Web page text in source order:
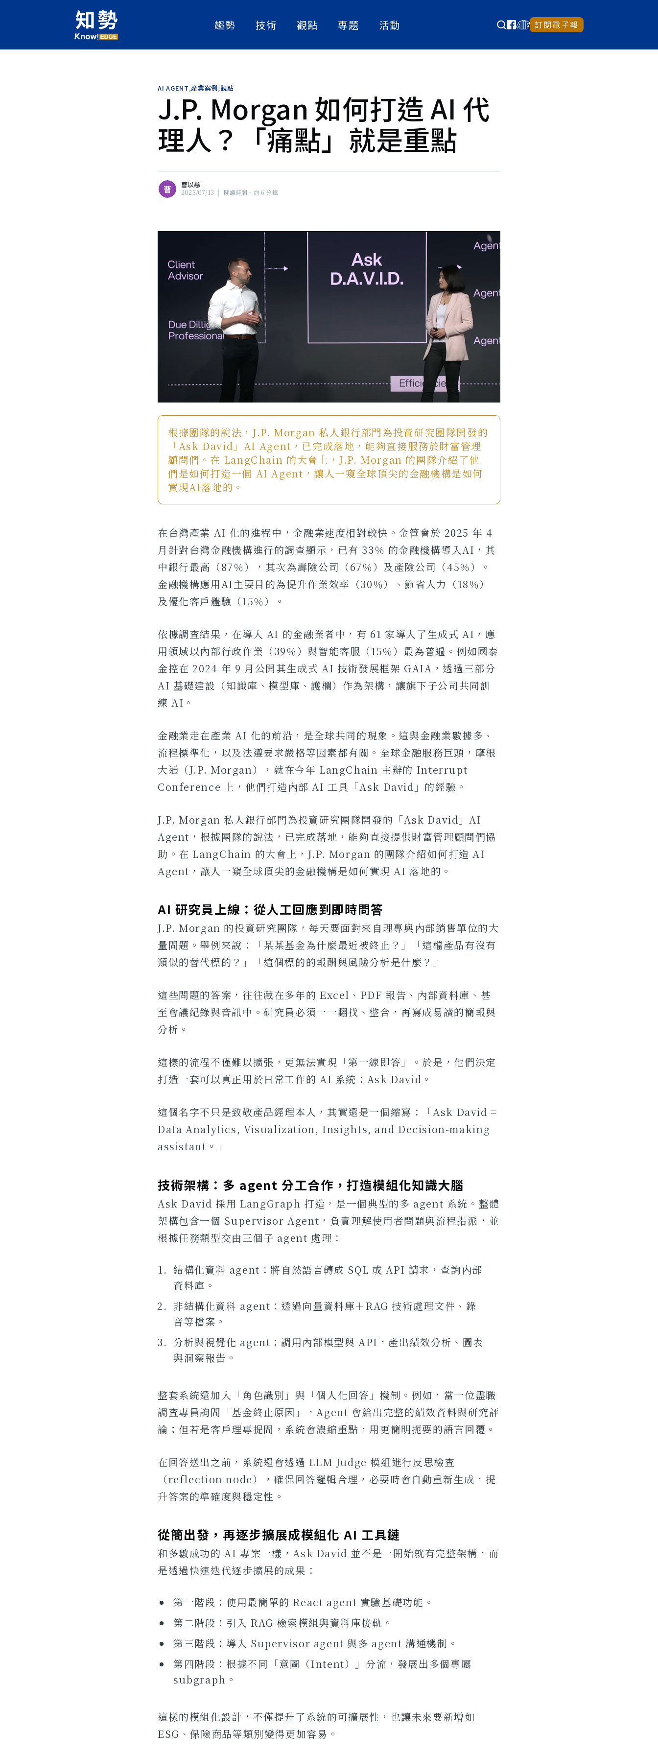
趨勢
人工智慧
資訊安全
技術
實作解析
觀點
人物訪談
策略觀點
大話智慧製造
社畜看天下
NExT Forum
專題 活動 訂閱電子報
AI AGENT,產業案例,觀點
J.P. Morgan 如何打造 AI 代
理人？「痛點」就是重點
曹以慈
的發展，不僅仰賴卓越的工程技術，更需要
公共參與、政策引導與價值思辨的支持。結
合法律、行銷與策略顧問的經驗與專長，致
力於推動AI技術的落地與應用。從台灣這
片土地出發，思考如何在科技與制度之間搭
建橋梁，讓人工智慧成為值得信任、真正造
福社會的力量。
曹 曹以慈
2025/07/13 | 閱讀時間‧約 6 分鐘
根據團隊的說法，J.P. Morgan 私人銀行部門為投資研究團隊開發的
「Ask David」AI Agent，已完成落地，能夠直接服務於財富管理
顧問們。在 LangChain 的大會上，J.P. Morgan 的團隊介紹了他
們是如何打造一個 AI Agent，讓人一窺全球頂尖的金融機構是如何
實現AI落地的。
在台灣產業 AI 化的進程中，金融業速度相對較快。金管會於 2025 年 4
月針對台灣金融機構進行的調查顯示，已有 33％ 的金融機構導入AI，其
中銀行最高（87％），其次為壽險公司（67％）及產險公司（45％）。
金融機構應用AI主要目的為提升作業效率（30％）、節省人力（18％）
及優化客戶體驗（15％）。
依據調查結果，在導入 AI 的金融業者中，有 61 家導入了生成式 AI，應
用領域以內部行政作業（39％）與智能客服（15％）最為普遍。例如國泰
金控在 2024 年 9 月公開其生成式 AI 技術發展框架 GAIA，透過三部分
AI 基礎建設（知識庫、模型庫、護欄）作為架構，讓旗下子公司共同訓
練 AI。
金融業走在產業 AI 化的前沿，是全球共同的現象。這與金融業數據多、
流程標準化，以及法遵要求嚴格等因素都有關。全球金融服務巨頭，摩根
大通（J.P. Morgan），就在今年 LangChain 主辦的 Interrupt
Conference 上，他們打造內部 AI 工具「Ask David」的經驗。
J.P. Morgan 私人銀行部門為投資研究團隊開發的「Ask David」AI
Agent，根據團隊的說法，已完成落地，能夠直接提供財富管理顧問們協
助。在 LangChain 的大會上，J.P. Morgan 的團隊介紹如何打造 AI
Agent，讓人一窺全球頂尖的金融機構是如何實現 AI 落地的。
AI 研究員上線：從人工回應到即時問答
J.P. Morgan 的投資研究團隊，每天要面對來自理專與內部銷售單位的大
量問題。舉例來說：「某某基金為什麼最近被終止？」「這檔產品有沒有
類似的替代標的？」「這個標的的報酬與風險分析是什麼？」
這些問題的答案，往往藏在多年的 Excel、PDF 報告、內部資料庫、甚
至會議紀錄與音訊中。研究員必須一一翻找、整合，再寫成易讀的簡報與
分析。
這樣的流程不僅難以擴張，更無法實現「第一線即答」。於是，他們決定
打造一套可以真正用於日常工作的 AI 系統：Ask David。
這個名字不只是致敬產品經理本人，其實還是一個縮寫：「Ask David =
Data Analytics, Visualization, Insights, and Decision-making
assistant。」
技術架構：多 agent 分工合作，打造模組化知識大腦
Ask David 採用 LangGraph 打造，是一個典型的多 agent 系統。整體
架構包含一個 Supervisor Agent，負責理解使用者問題與流程指派，並
根據任務類型交由三個子 agent 處理：
結構化資料 agent：將自然語言轉成 SQL 或 API 請求，查詢內部
資料庫。
非結構化資料 agent：透過向量資料庫＋RAG 技術處理文件、錄
音等檔案。
分析與視覺化 agent：調用內部模型與 API，產出績效分析、圖表
與洞察報告。
整套系統還加入「角色識別」與「個人化回答」機制。例如，當一位盡職
調查專員詢問「基金終止原因」，Agent 會給出完整的績效資料與研究評
論；但若是客戶理專提問，系統會濃縮重點，用更簡明扼要的語言回覆。
在回答送出之前，系統還會透過 LLM Judge 模組進行反思檢查
（reflection node），確保回答邏輯合理，必要時會自動重新生成，提
升答案的準確度與穩定性。
從簡出發，再逐步擴展成模組化 AI 工具鏈
和多數成功的 AI 專案一樣，Ask David 並不是一開始就有完整架構，而
是透過快速迭代逐步擴展的成果：
第一階段：使用最簡單的 React agent 實驗基礎功能。
第二階段：引入 RAG 檢索模組與資料庫接軌。
第三階段：導入 Supervisor agent 與多 agent 溝通機制。
第四階段：根據不同「意圖（Intent）」分流，發展出多個專屬
subgraph。
這樣的模組化設計，不僅提升了系統的可擴展性，也讓未來要新增如
ESG、保險商品等類別變得更加容易。